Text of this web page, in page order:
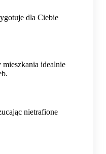
dla Ciebie
idealnie
nietrafione